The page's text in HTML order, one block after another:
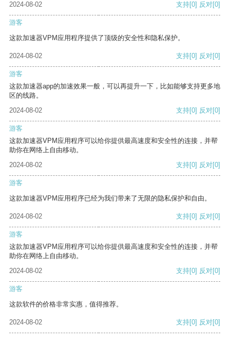
2024-08-02 支持[0] 反对[0]
游客
这款加速器VPM应用程序提供了顶级的安全性和隐私保护。
2024-08-02 支持[0] 反对[0]
游客
这款加速器app的加速效果一般，可以再提升一下，比如能够支持更多地
区的线路。
2024-08-02
支持[0] 反对[0]
游客
这款加速器VPM应用程序可以给你提供最高速度和安全性的连接，并帮
助你在网络上自由移动。
2024-08-02
支持[0] 反对[0]
游客
这款加速器VPM应用程序已经为我们带来了无限的隐私保护和自由。
2024-08-02 支持[0] 反对[0]
游客
这款加速器VPM应用程序可以给你提供最高速度和安全性的连接，并帮
助你在网络上自由移动。
2024-08-02
支持[0] 反对[0]
游客
这款软件的价格非常实惠，值得推荐。
2024-08-02 支持[0] 反对[0]